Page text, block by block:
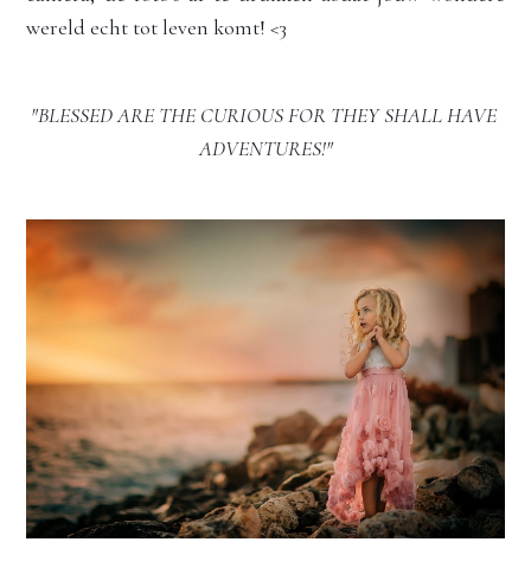
wereld echt tot leven komt! <3
"BLESSED ARE THE CURIOUS FOR THEY SHALL HAVE
ADVENTURES!"